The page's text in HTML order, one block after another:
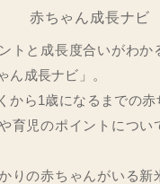
赤ちゃん成長ナビ
トと成長度合いがわか
ん成長ナビ」。
から1歳になるまでの赤
育児のポイントについ
りの赤ちゃんがいる新